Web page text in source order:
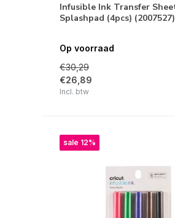
Infusible Ink Transfer
Splashpad (4pcs) (2007527)
Op voorraad
€30,29
€26,89
Incl. btw
sale 12%